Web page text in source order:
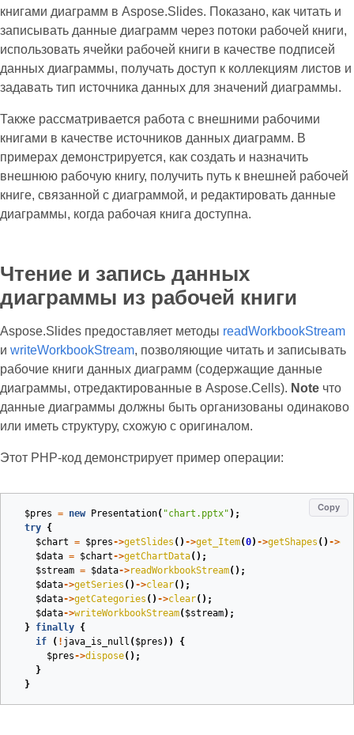
книгами диаграмм в Aspose.Slides. Показано, как читать и
записывать данные диаграмм через потоки рабочей книги,
использовать ячейки рабочей книги в качестве подписей
данных диаграммы, получать доступ к коллекциям листов и
задавать тип источника данных для значений диаграммы.
Также рассматривается работа с внешними рабочими
книгами в качестве источников данных диаграмм. В
примерах демонстрируется, как создать и назначить
внешнюю рабочую книгу, получить путь к внешней рабочей
книге, связанной с диаграммой, и редактировать данные
диаграммы, когда рабочая книга доступна.
Чтение и запись данных
диаграммы из рабочей книги
Aspose.Slides предоставляет методы readWorkbookStream
и writeWorkbookStream, позволяющие читать и записывать
рабочие книги данных диаграмм (содержащие данные
диаграммы, отредактированные в Aspose.Cells). Note что
данные диаграммы должны быть организованы одинаково
или иметь структуру, схожую с оригиналом.
Этот PHP‑код демонстрирует пример операции:
Copy
$pres = new Presentation( "chart.pptx" );
try {
$chart = $pres->getSlides () ->get_Item(0) ->getShapes () ->
$data = $chart->getChartData();
$stream = $data->readWorkbookStream();
$data->getSeries () ->clear();
$data->getCategories () ->clear();
$data->writeWorkbookStream( $stream);
} finally {
if
( ! java_is_null ( $pres ))
{
$pres->dispose();
}
}